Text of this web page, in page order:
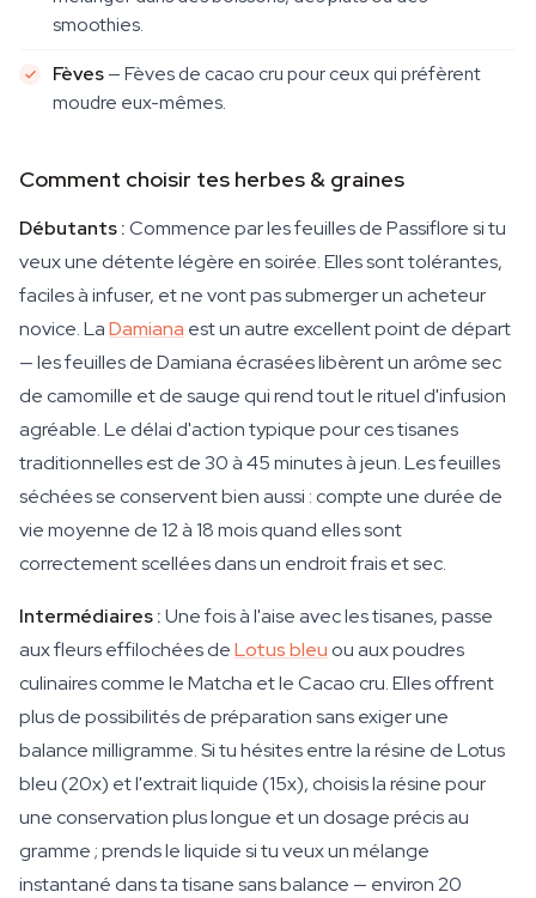
smoothies.
Fèves— Fèves de cacao cru pour ceux qui préfèrent
moudre eux-mêmes.
Comment choisir tes herbes & graines
Débutants :Commence par les feuilles de Passiflore si tu
veux une détente légère en soirée. Elles sont tolérantes,
faciles à infuser, et ne vont pas submerger un acheteur
novice. LaDamiana est un autre excellent point de départ
— les feuilles de Damiana écrasées libèrent un arôme sec
de camomille et de sauge qui rend tout le rituel d'infusion
agréable. Le délai d'action typique pour ces tisanes
traditionnelles est de 30 à 45 minutes à jeun. Les feuilles
séchées se conservent bien aussi : compte une durée de
vie moyenne de 12 à 18 mois quand elles sont
correctement scellées dans un endroit frais et sec.
Intermédiaires :Une fois à l'aise avec les tisanes, passe
aux fleurs effilochées deLotus bleu ou aux poudres
culinaires comme le Matcha et le Cacao cru. Elles offrent
plus de possibilités de préparation sans exiger une
balance milligramme. Si tu hésites entre la résine de Lotus
bleu (20x) et l'extrait liquide (15x), choisis la résine pour
une conservation plus longue et un dosage précis au
gramme ; prends le liquide si tu veux un mélange
instantané dans ta tisane sans balance — environ 20